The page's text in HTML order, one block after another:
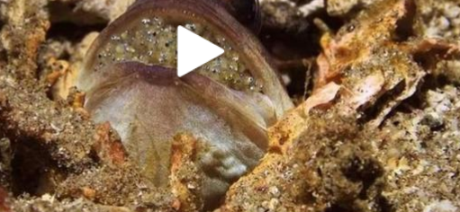
国防部：坚决反制任何闹海挑衅图谋
台湾海峡南口北上船舶实施交通管制
方程豹钛9新车申报
江苏发布台风蓝色预警
年内最贵新股今日申购
向鹏0-3不敌张本智和